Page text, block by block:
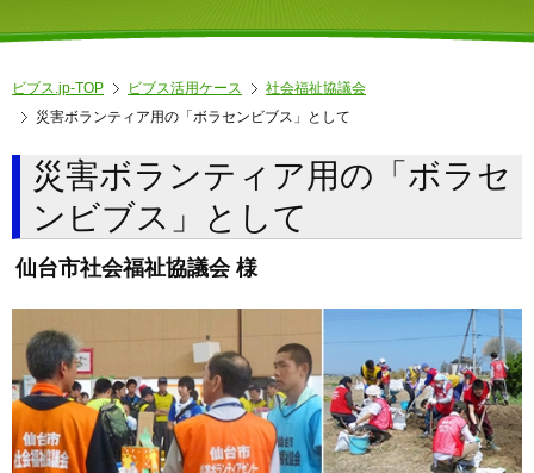
ビブス.jp-TOP ビブス活用ケース
社会福祉協議会
災害ボランティア用の「ボラセンビブス」として
災害ボランティア用の「ボラセ
ンビブス」として
仙台市社会福祉協議会 様